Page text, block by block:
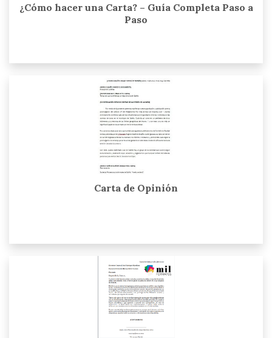
¿Cómo hacer una Carta? – Guía Completa Paso a
Paso
Carta de Opinión